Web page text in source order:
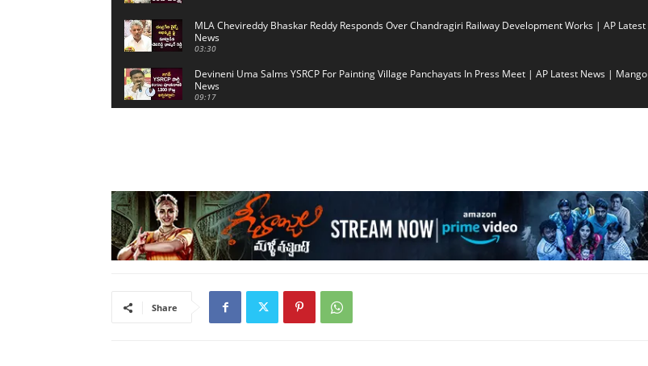
MLA Chevireddy Bhaskar Reddy Responds Over Chandragiri Railway Development Works | AP Latest
News
03:30
Devineni Uma Salms YSRCP For Painting Village Panchayats In Press Meet | AP Latest News | Mango
News
09:17
Share